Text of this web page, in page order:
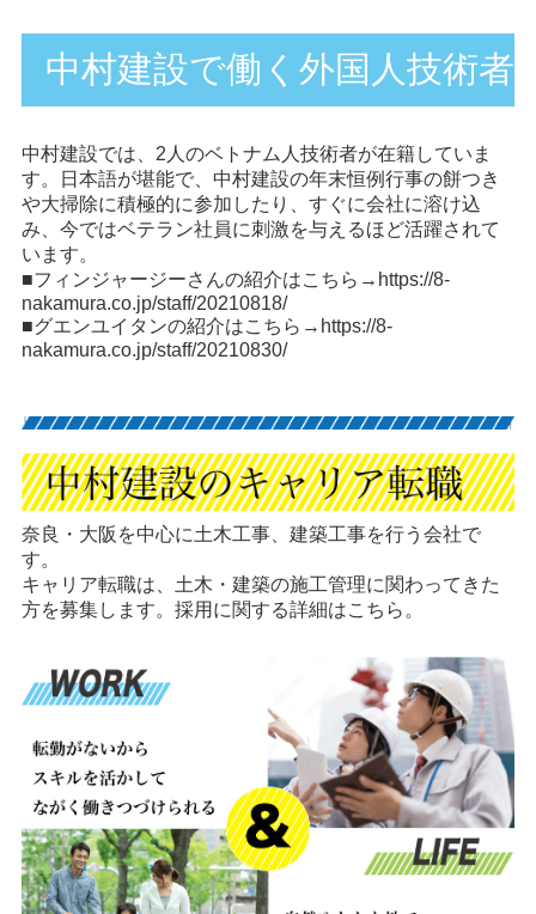
中村建設で働く外国人技術者
中村建設では、2人のベトナム人技術者が在籍していま
す。日本語が堪能で、中村建設の年末恒例行事の餅つき
や大掃除に積極的に参加したり、すぐに会社に溶け込
み、今ではベテラン社員に刺激を与えるほど活躍されて
います。
■フィンジャージーさんの紹介はこちら→ https://8-
nakamura.co.jp/staff/20210818/
■グエンユイタンの紹介はこちら→ https://8-
nakamura.co.jp/staff/20210830/
奈良・大阪を中心に土木工事、建築工事を行う会社で
す。
キャリア転職は、土木・建築の施工管理に関わってきた
方を募集します。採用に関する詳細はこちら。